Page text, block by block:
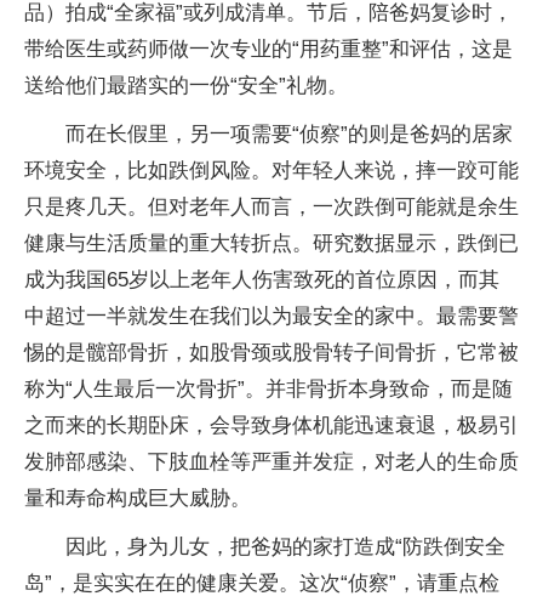
品）拍成“全家福”或列成清单。节后，陪爸妈复诊时，
带给医生或药师做一次专业的“用药重整”和评估，这是
送给他们最踏实的一份“安全”礼物。
而在长假里，另一项需要“侦察”的则是爸妈的居家
环境安全，比如跌倒风险。对年轻人来说，摔一跤可能
只是疼几天。但对老年人而言，一次跌倒可能就是余生
健康与生活质量的重大转折点。研究数据显示，跌倒已
成为我国65岁以上老年人伤害致死的首位原因，而其
中超过一半就发生在我们以为最安全的家中。最需要警
惕的是髋部骨折，如股骨颈或股骨转子间骨折，它常被
称为“人生最后一次骨折”。并非骨折本身致命，而是随
之而来的长期卧床，会导致身体机能迅速衰退，极易引
发肺部感染、下肢血栓等严重并发症，对老人的生命质
量和寿命构成巨大威胁。
因此，身为儿女，把爸妈的家打造成“防跌倒安全
岛”，是实实在在的健康关爱。这次“侦察”，请重点检